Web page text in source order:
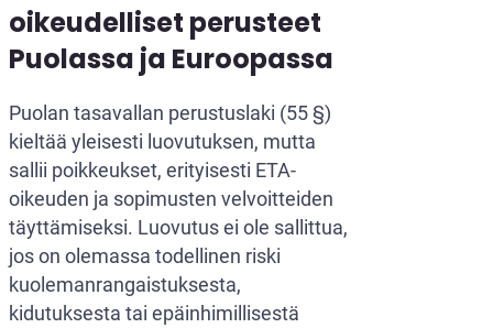
oikeudelliset perusteet
Puolassa ja Euroopassa
Puolan tasavallan perustuslaki (55 §)
kieltää yleisesti luovutuksen, mutta
sallii poikkeukset, erityisesti ETA-
oikeuden ja sopimusten velvoitteiden
täyttämiseksi. Luovutus ei ole sallittua,
jos on olemassa todellinen riski
kuolemanrangaistuksesta,
kidutuksesta tai epäinhimillisestä